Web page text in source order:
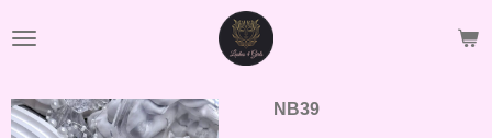
direct
de
hoofdinhoud
NB39